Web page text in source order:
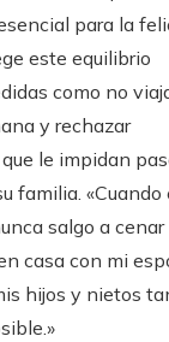
para la
este equilibrio
como no
y rechazar
le impidan
familia. «Cuando
salgo a cenar
casa con mi
hijos y nietos